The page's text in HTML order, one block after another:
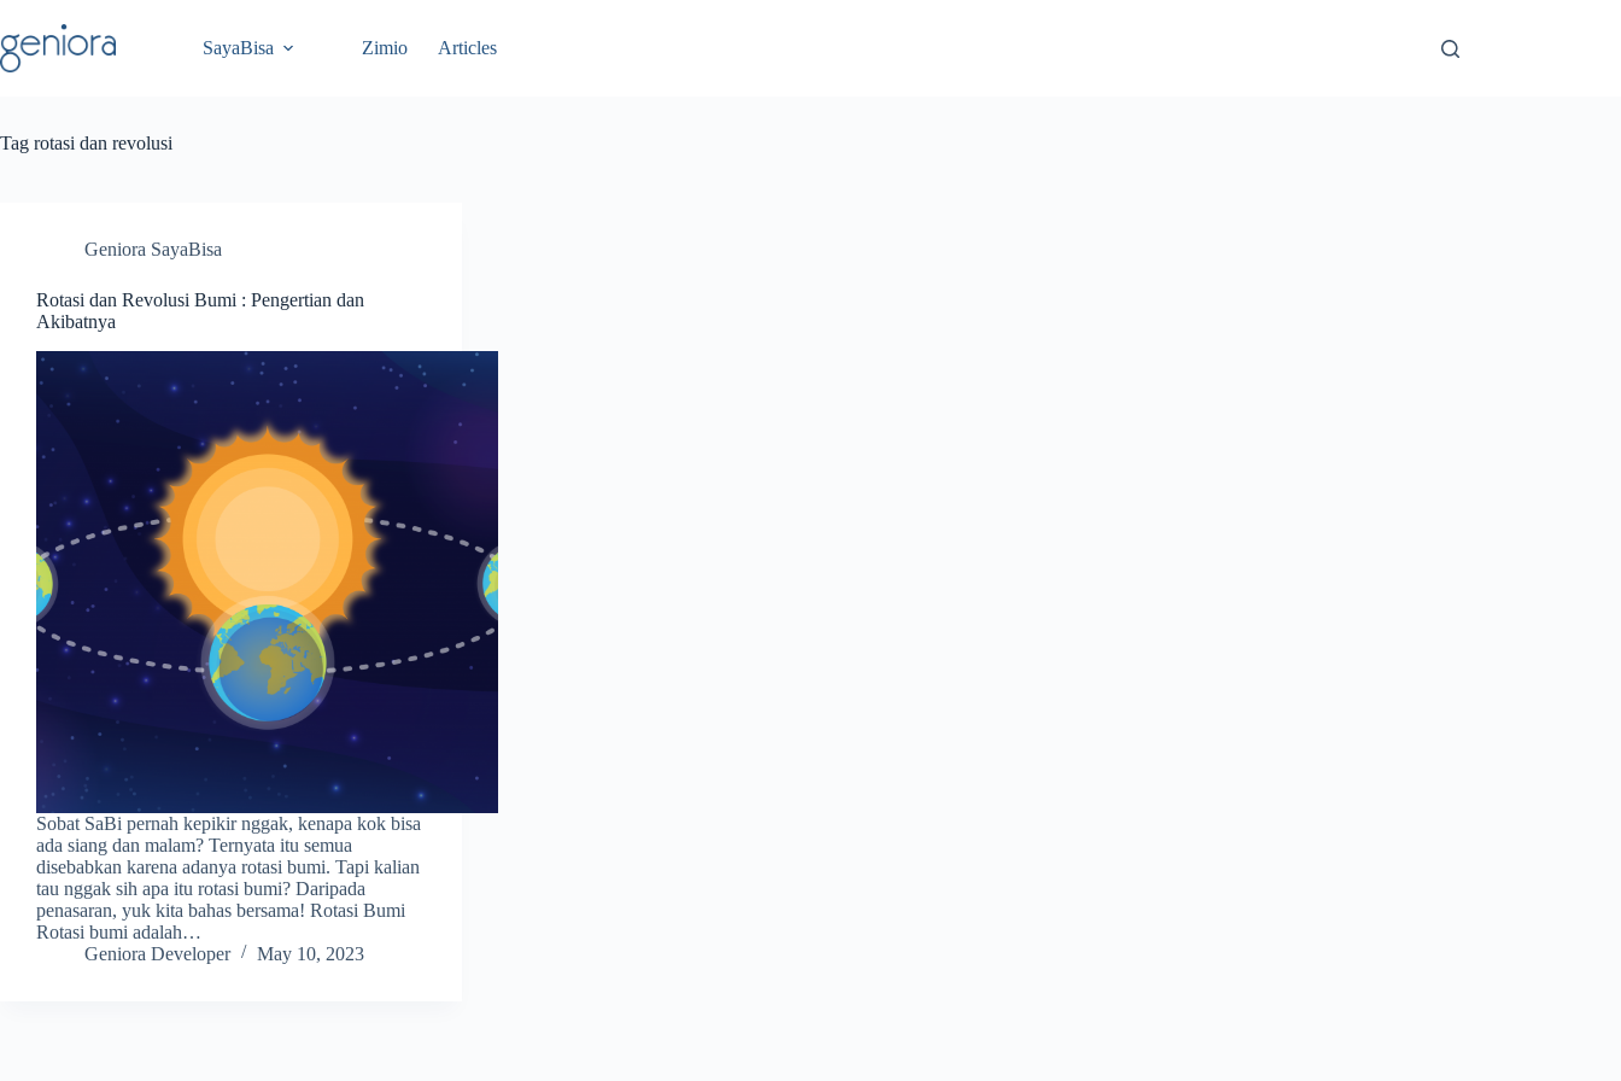
to
content
SayaBisa Zimio Articles
Tag rotasi dan revolusi
Geniora SayaBisa
Rotasi dan Revolusi Bumi : Pengertian dan
Akibatnya
Sobat SaBi pernah kepikir nggak, kenapa kok bisa
ada siang dan malam? Ternyata itu semua
disebabkan karena adanya rotasi bumi. Tapi kalian
tau nggak sih apa itu rotasi bumi? Daripada
penasaran, yuk kita bahas bersama! Rotasi Bumi
Rotasi bumi adalah…
Geniora Developer
May 10, 2023